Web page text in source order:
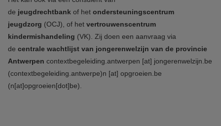
de jeugdrechtbank of het ondersteuningscentrum
jeugdzorg (OCJ), of het vertrouwenscentrum
kindermishandeling (VK). Zij doen een aanvraag via
de centrale wachtlijst van jongerenwelzijn van de provincie
Antwerpen contextbegeleiding.antwerpen [at] jongerenwelzijn.be
(contextbegeleiding.antwerpe)n [at] opgroeien.be
(n[at]opgroeien[dot]be)